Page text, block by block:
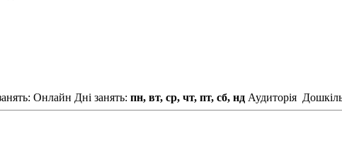
Онлайн Дні занять: пн, вт, ср, чт, пт, сб, нд Аудиторія